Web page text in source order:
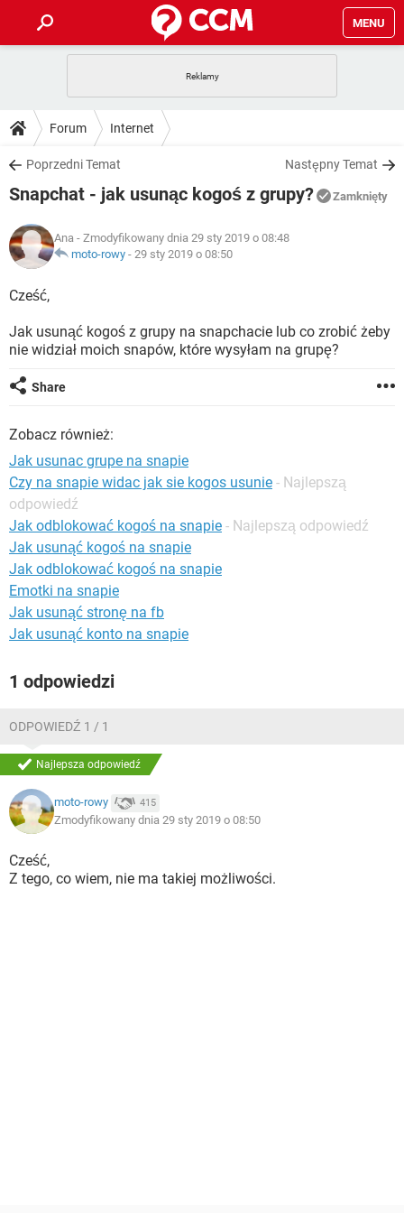
MENU
GRY
SPOTIFY
INSTAGRAM FACEBOOK
WINDOWS 10
PORADY
PlayStation
INSTAGRAM FACEBOOK
WINDOWS 10
DO POBRANIA
ANDROID TIKTOK
GRY
IOS NETFLIX
INSTAGRAM
FORUM
COVID-19 TIKTOK
GRY
SPOTIFY
INSTAGRAM FACEBOOK
ARTYKUŁY
COVID-19
SPOTIFY NETFLIX
INSTAGRAM
Forum Internet
Poprzedni Temat Następny Temat
Snapchat - jak usunąc kogoś z grupy? Zamknięty
Ana - Zmodyfikowany dnia 29 sty 2019 o 08:48
moto-rowy - 29 sty 2019 o 08:50
Cześć,
Jak usunąć kogoś z grupy na snapchacie lub co zrobić żeby
nie widział moich snapów, które wysyłam na grupę?
Share
Zobacz również:
Jak usunac grupe na snapie
Czy na snapie widac jak sie kogos usunie - Najlepszą
odpowiedź
Jak odblokować kogoś na snapie - Najlepszą odpowiedź
Jak usunąć kogoś na snapie
Jak odblokować kogoś na snapie
Emotki na snapie
Jak usunąć stronę na fb
Jak usunąć konto na snapie
1 odpowiedzi
ODPOWIEDŹ 1 / 1
Najlepsza odpowiedź
moto-rowy 415
Zmodyfikowany dnia 29 sty 2019 o 08:50
Cześć,
Z tego, co wiem, nie ma takiej możliwości.